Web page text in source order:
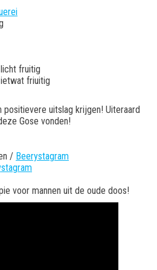
fruitig
friuitig
uitslag krijgen! Uiteraard
Gose vonden!
/ Beerystagram
voor mannen uit de oude doos!